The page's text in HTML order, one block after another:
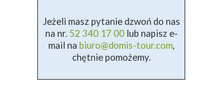
Jeżeli masz pytanie dzwoń do nas
na nr. 52 340 17 00lub napisz e-
mail na biuro@domis-tour.com,
chętnie pomożemy.